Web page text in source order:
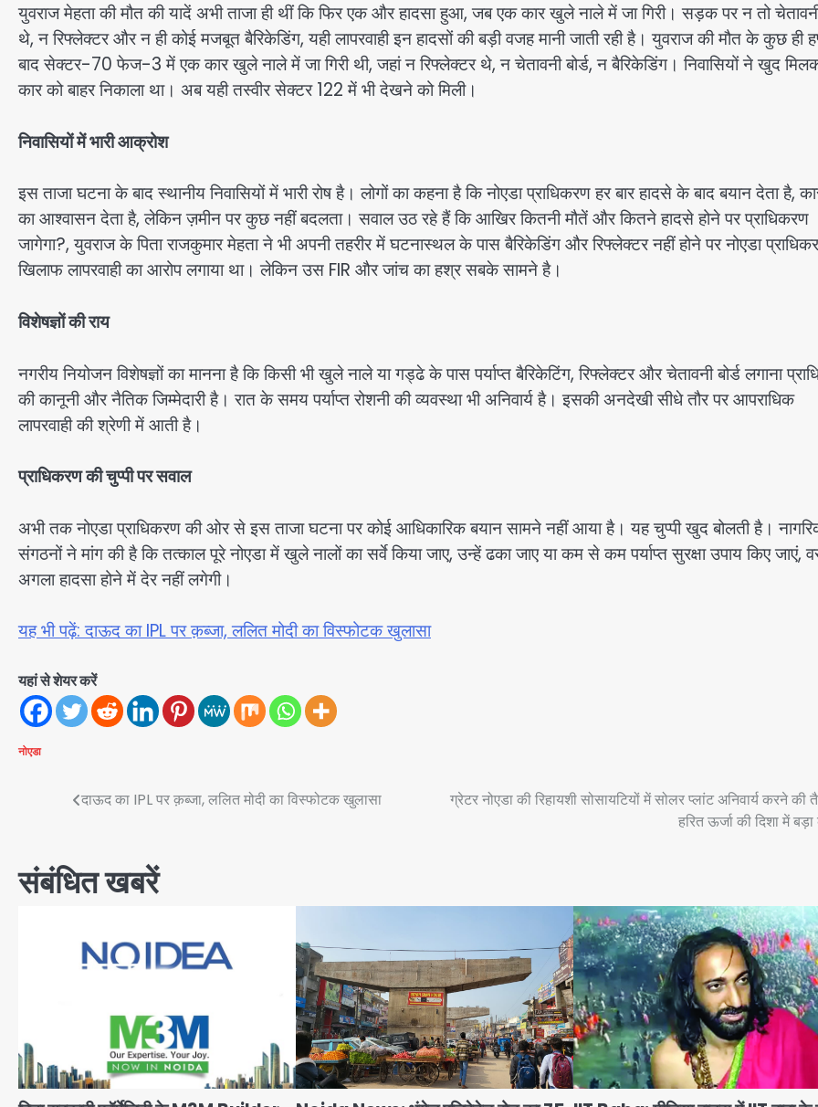
युवराज मेहता की मौत की यादें अभी ताजा ही थीं कि फिर एक और हादसा हुआ, जब एक कार खुले नाले में जा गिरी। सड़क पर न तो चेतावनी
थे, न रिफ्लेक्टर और न ही कोई मजबूत बैरिकेडिंग, यही लापरवाही इन हादसों की बड़ी वजह मानी जाती रही है। युवराज की मौत के कुछ ही
बाद सेक्टर-70 फेज-3 में एक कार खुले नाले में जा गिरी थी, जहां न रिफ्लेक्टर थे, न चेतावनी बोर्ड, न बैरिकेडिंग। निवासियों ने खुद
कार को बाहर निकाला था। अब यही तस्वीर सेक्टर 122 में भी देखने को मिली।
निवासियों में भारी आक्रोश
इस ताजा घटना के बाद स्थानीय निवासियों में भारी रोष है। लोगों का कहना है कि नोएडा प्राधिकरण हर बार हादसे के बाद बयान देता है,
का आश्वासन देता है, लेकिन ज़मीन पर कुछ नहीं बदलता। सवाल उठ रहे हैं कि आखिर कितनी मौतें और कितने हादसे होने पर प्राधिकरण
जागेगा?, युवराज के पिता राजकुमार मेहता ने भी अपनी तहरीर में घटनास्थल के पास बैरिकेडिंग और रिफ्लेक्टर नहीं होने पर नोएडा
खिलाफ लापरवाही का आरोप लगाया था। लेकिन उस FIR और जांच का हश्र सबके सामने है।
विशेषज्ञों की राय
नगरीय नियोजन विशेषज्ञों का मानना है कि किसी भी खुले नाले या गड्ढे के पास पर्याप्त बैरिकेटिंग, रिफ्लेक्टर और चेतावनी बोर्ड लगाना
की कानूनी और नैतिक जिम्मेदारी है। रात के समय पर्याप्त रोशनी की व्यवस्था भी अनिवार्य है। इसकी अनदेखी सीधे तौर पर आपराधिक
लापरवाही की श्रेणी में आती है।
प्राधिकरण की चुप्पी पर सवाल
अभी तक नोएडा प्राधिकरण की ओर से इस ताजा घटना पर कोई आधिकारिक बयान सामने नहीं आया है। यह चुप्पी खुद बोलती है।
संगठनों ने मांग की है कि तत्काल पूरे नोएडा में खुले नालों का सर्वे किया जाए, उन्हें ढका जाए या कम से कम पर्याप्त सुरक्षा उपाय किए जाएं,
अगला हादसा होने में देर नहीं लगेगी।
यह भी पढ़ें: दाऊद का IPL पर क़ब्जा, ललित मोदी का विस्फोटक खुलासा
यहां से शेयर करें
नोएडा
दाऊद का IPL पर क़ब्जा, ललित मोदी का विस्फोटक खुलासा
ग्रेटर नोएडा की रिहायशी सोसायटियों में सोलर प्लांट अनिवार्य करने की
हरित ऊर्जा की दिशा में
संबंधित खबरें